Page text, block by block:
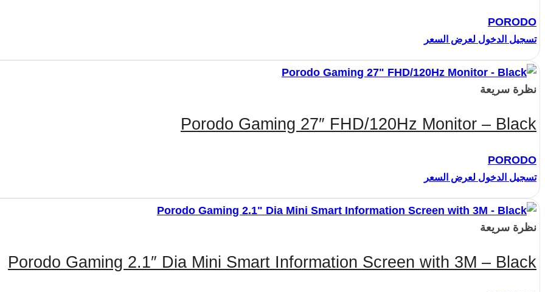
PORODO
تسجيل الدخول لعرض السعر
نظرة سريعة
Porodo Gaming 27″ FHD/120Hz Monitor – Black
PORODO
تسجيل الدخول لعرض السعر
نظرة سريعة
Porodo Gaming 2.1″ Dia Mini Smart Information Screen with 3M – Black